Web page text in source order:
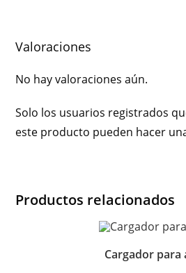
Valoraciones
No hay valoraciones aún.
Solo los usuarios registrados
este producto pueden hacer
Productos relacionados
Cargador para